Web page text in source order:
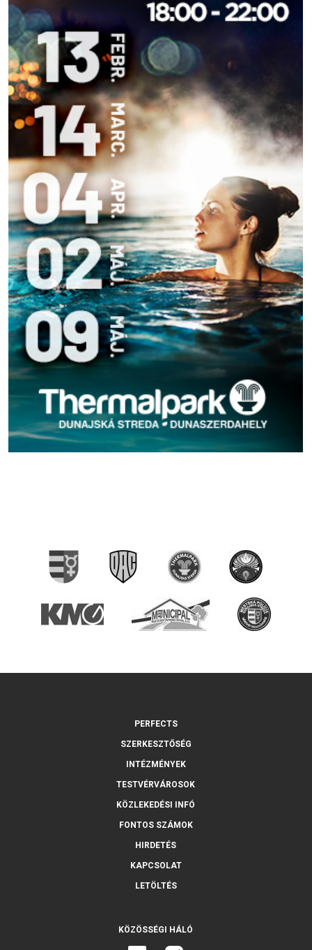
PERFECTS
SZERKESZTŐSÉG
INTÉZMÉNYEK
TESTVÉRVÁROSOK
KÖZLEKEDÉSI INFÓ
FONTOS SZÁMOK
HIRDETÉS
KAPCSOLAT
LETÖLTÉS
KÖZÖSSÉGI HÁLÓ